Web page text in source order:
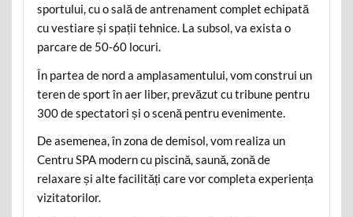
sportului, cu o sală de antrenament complet echipată
cu vestiare și spații tehnice. La subsol, va exista o
parcare de 50-60 locuri.
În partea de nord a amplasamentului, vom construi un
teren de sport în aer liber, prevăzut cu tribune pentru
300 de spectatori și o scenă pentru evenimente.
De asemenea, în zona de demisol, vom realiza un
Centru SPA modern cu piscină, saună, zonă de
relaxare și alte facilități care vor completa experiența
vizitatorilor.